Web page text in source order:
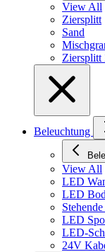
View All
Ziersplitt
Sand
Ziersplitt
Beleuchtung
View All
LED
LED
LED
LED-
24V